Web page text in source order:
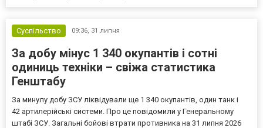
Суспільство 09:36, 31 липня
За добу мінус 1 340 окупантів і сотні
одиниць техніки – свіжа статистика
Генштабу
За минулу добу ЗСУ ліквідували ще 1 340 окупантів, один танк і
42 артилерійські системи. Про це повідомили у Генеральному
штабі ЗСУ. Загальні бойові втрати противника на 31 липня 2026